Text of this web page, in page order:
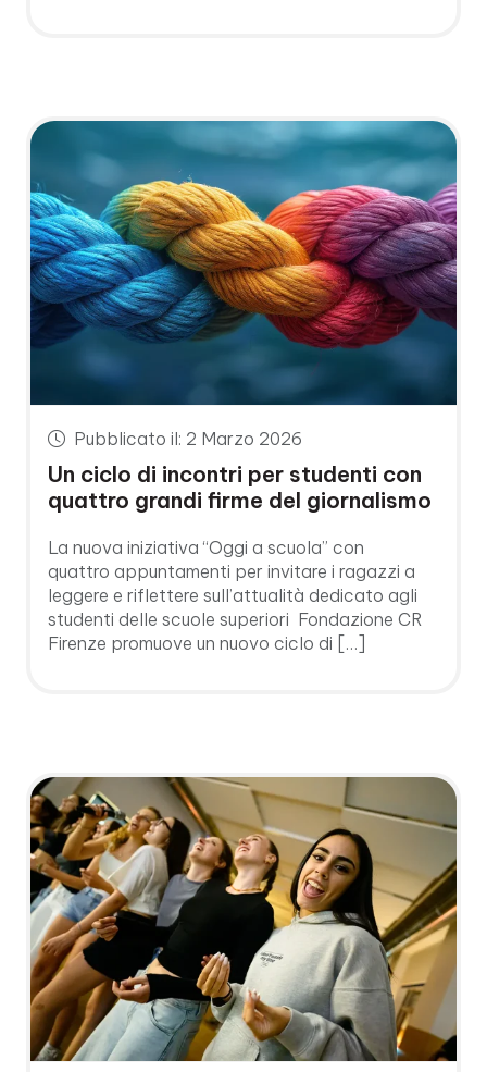
Pubblicato il: 2 Marzo 2026
Un ciclo di incontri per studenti con
quattro grandi firme del giornalismo
La nuova iniziativa “Oggi a scuola” con
quattro appuntamenti per invitare i ragazzi a
leggere e riflettere sull’attualità dedicato agli
studenti delle scuole superiori Fondazione CR
Firenze promuove un nuovo ciclo di […]